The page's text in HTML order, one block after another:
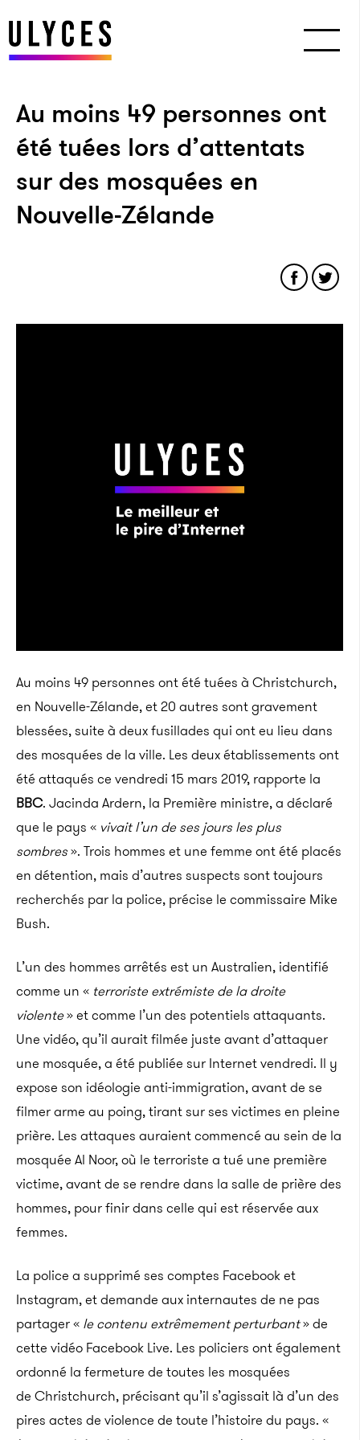
Au moins 49 personnes ont
été tuées lors d’attentats
sur des mosquées en
Nouvelle-Zélande
Au moins 49 personnes ont été tuées à Christchurch,
en Nouvelle-Zélande, et 20 autres sont gravement
blessées, suite à deux fusillades qui ont eu lieu dans
des mosquées de la ville. Les deux établissements ont
été attaqués ce vendredi 15 mars 2019, rapporte la
BBC. Jacinda Ardern, la Première ministre, a déclaré
que le pays « vivait l’un de ses jours les plus
sombres». Trois hommes et une femme ont été placés
en détention, mais d’autres suspects sont toujours
recherchés par la police, précise le commissaire Mike
Bush.
L’un des hommes arrêtés est un Australien, identifié
comme un « terroriste extrémiste de la droite
violente» et comme l’un des potentiels attaquants.
Une vidéo, qu’il aurait filmée juste avant d’attaquer
une mosquée, a été publiée sur Internet vendredi. Il y
expose son idéologie anti-immigration, avant de se
filmer arme au poing, tirant sur ses victimes en pleine
prière. Les attaques auraient commencé au sein de la
mosquée Al Noor, où le terroriste a tué une première
victime, avant de se rendre dans la salle de prière des
hommes, pour finir dans celle qui est réservée aux
femmes.
La police a supprimé ses comptes Facebook et
Instagram, et demande aux internautes de ne pas
partager « le contenu extrêmement perturbant» de
cette vidéo Facebook Live. Les policiers ont également
ordonné la fermeture de toutes les mosquées
de Christchurch, précisant qu’il s’agissait là d’un des
pires actes de violence de toute l’histoire du pays. «